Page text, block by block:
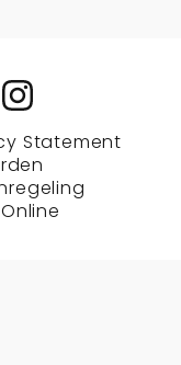
Statement